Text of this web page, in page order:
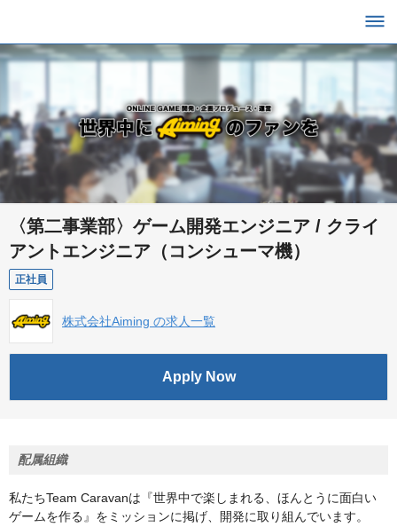
〈第二事業部〉ゲーム開発エンジニア / クライ
アントエンジニア（コンシューマ機）
正社員
株式会社Aiming の求人一覧
Apply Now
配属組織
私たちTeam Caravanは『世界中で楽しまれる、ほんとうに面白い
ゲームを作る』をミッションに掲げ、開発に取り組んでいます。